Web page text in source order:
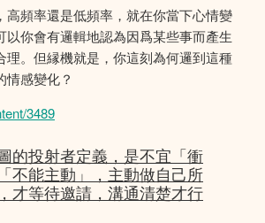
高頻率還是低頻率，就在你當下心情變
以你會有邏輯地認為因爲某些事而產生
理。但縁機就是，你這刻為何邏到這種
情感變化？
3489
的投射者定義，是不宜「衝
不能主動」，主動做自己所
才等待邀請，溝通清楚才行